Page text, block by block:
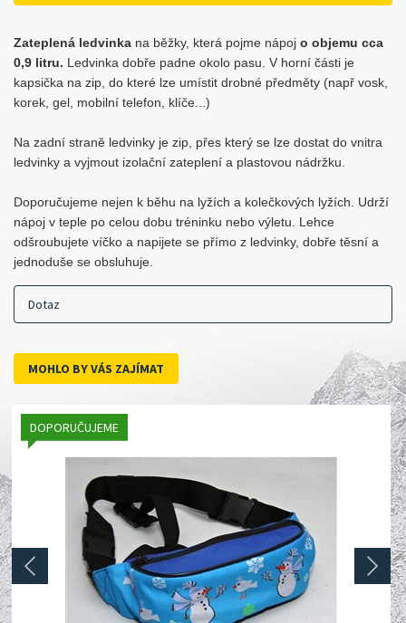
Zateplená ledvinka na běžky, která pojme nápoj o objemu cca
0,9 litru. Ledvinka dobře padne okolo pasu. V horní části je
kapsička na zip, do které lze umístit drobné předměty (např vosk,
korek, gel, mobilní telefon, klíče...)
Na zadní straně ledvinky je zip, přes který se lze dostat do vnitra
ledvinky a vyjmout izolační zateplení a plastovou nádržku.
Doporučujeme nejen k běhu na lyžích a kolečkových lyžích. Udrží
nápoj v teple po celou dobu tréninku nebo výletu. Lehce
odšroubujete víčko a napijete se přímo z ledvinky, dobře těsní a
jednoduše se obsluhuje.
Dotaz
MOHLO BY VÁS ZAJÍMAT
DOPORUČUJEME
prev next